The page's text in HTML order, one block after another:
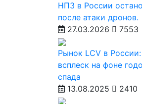
НПЗ в России
после атаки дронов.
27.03.2026
7553
Рынок LCV в
всплеск на фоне
спада
13.08.2025
2410